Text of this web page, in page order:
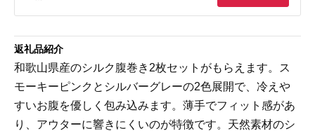
返礼品紹介
和歌山県産のシルク腹巻き2枚セットがもらえます。ス
モーキーピンクとシルバーグレーの2色展開で、冷えや
すいお腹を優しく包み込みます。薄手でフィット感があ
り、アウターに響きにくいのが特徴です。天然素材のシ